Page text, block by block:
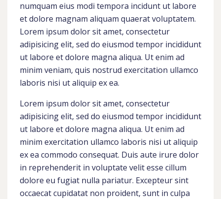
numquam eius modi tempora incidunt ut labore
et dolore magnam aliquam quaerat voluptatem.
Lorem ipsum dolor sit amet, consectetur
adipisicing elit, sed do eiusmod tempor incididunt
ut labore et dolore magna aliqua. Ut enim ad
minim veniam, quis nostrud exercitation ullamco
laboris nisi ut aliquip ex ea.
Lorem ipsum dolor sit amet, consectetur
adipisicing elit, sed do eiusmod tempor incididunt
ut labore et dolore magna aliqua. Ut enim ad
minim exercitation ullamco laboris nisi ut aliquip
ex ea commodo consequat. Duis aute irure dolor
in reprehenderit in voluptate velit esse cillum
dolore eu fugiat nulla pariatur. Excepteur sint
occaecat cupidatat non proident, sunt in culpa